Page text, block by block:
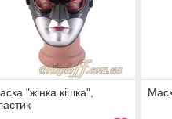
"жінка кішка",